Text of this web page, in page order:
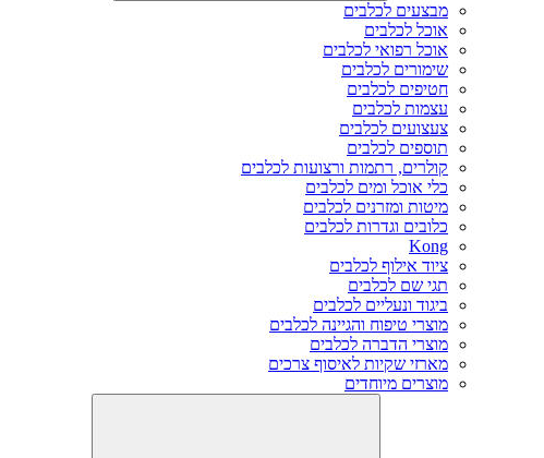
מבצעים לכלבים
אוכל לכלבים
אוכל רפואי לכלבים
שימורים לכלבים
חטיפים לכלבים
עצמות לכלבים
צעצועים לכלבים
תוספים לכלבים
קולרים, רתמות ורצועות לכלבים
כלי אוכל ומים לכלבים
מיטות ומזרנים לכלבים
כלובים וגדרות לכלבים
Kong
ציוד אילוף לכלבים
תגי שם לכלבים
ביגוד ונעליים לכלבים
מוצרי טיפוח והגיינה לכלבים
מוצרי הדברה לכלבים
מארזי שקיות לאיסוף צרכים
מוצרים מיוחדים